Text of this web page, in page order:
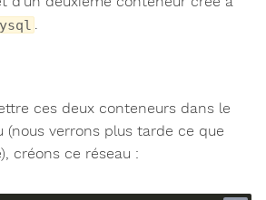
.
ces deux conteneurs dans le
(nous verrons plus tarde ce que
créons ce réseau :